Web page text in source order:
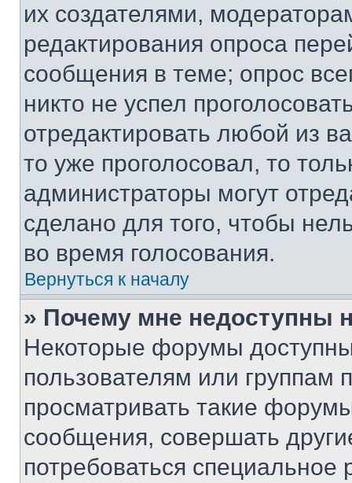
их создателями,
редактирования опроса
сообщения в теме; опрос
никто не успел
отредактировать любой из
то уже проголосовал, то
администраторы могут
сделано для того, чтобы
во время голосования.
Вернуться к началу
» Почему мне недоступны
Некоторые форумы
пользователям или группам
просматривать такие
сообщения, совершать
потребоваться